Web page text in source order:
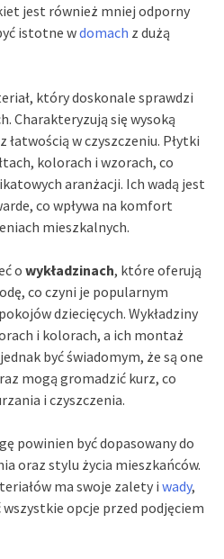
jest również mniej odporny
istotne wdomach z dużą
który doskonale sprawdzi
Charakteryzują się wysoką
w czyszczeniu. Płytki
kolorach i wzorach, co
aranżacji. Ich wadą jest
co wpływa na komfort
mieszkalnych.
o wykładzinach, które oferują
co czyni je popularnym
dziecięcych. Wykładziny
i kolorach, a ich montaż
być świadomym, że są one
mogą gromadzić kurz, co
i czyszczenia.
powinien być dopasowany do
oraz stylu życia mieszkańców.
ma swoje zalety i wady,
opcje przed podjęciem